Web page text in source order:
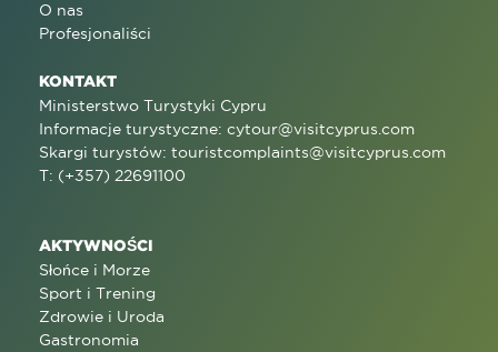
O nas
Profesjonaliści
KONTAKT
Ministerstwo Turystyki Cypru
Informacje turystyczne: cytour@visitcyprus.com
Skargi turystów: touristcomplaints@visitcyprus.com
T: (+357) 22691100
AKTYWNOŚCI
Słońce i Morze
Sport i Trening
Zdrowie i Uroda
Gastronomia